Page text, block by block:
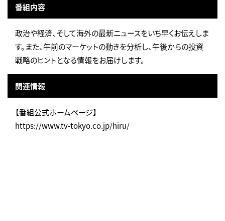
番組内容
政治や経済、そして海外の最新ニュースをいち早くお伝えしま
す。また、午前のマーケットの動きを分析し、午後からの投資
戦略のヒントとなる情報をお届けします。
関連情報
【番組公式ホームページ】
https://www.tv-tokyo.co.jp/hiru/